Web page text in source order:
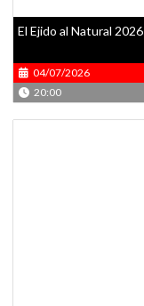
El Ejido al Natural 2026
04/07/2026
20:00